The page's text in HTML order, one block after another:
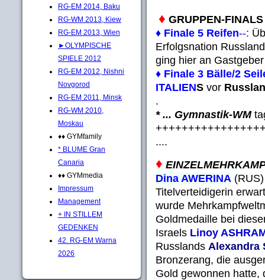
RG-EM 2014, Baku
RG-WM 2013, Kiew
RG-EM 2013, Wien
►OLYMPISCHE
SPIELE 2012
RG-EM 2012, Nishni
Novgorod
RG-EM 2011, Minsk
RG-WM 2010,
Moskau
♦♦ GYMfamily
* BLUME Gran
Canaria
♦♦ GYMmedia
Impressum
Management
+ IN STILLEM
GEDENKEN
42. RG-EM Warna
2026
♦ GRUPPEN-
♦ Finale 5 Reifen--:
Erfolgsnation
ging hier an
♦ Finale 3 Bälle/2
ITALIENS vor
.
* ... Gymnastik-WM
....
♦
Dina AWERINA
Titelverteidigerin
wurde
Goldmedaille bei
Israels Linoy
Russlands Alexandra
Bronzerang, die
Gold gewonnen hatte,